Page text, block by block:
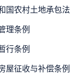
国农村土地承包法
理条例
行条例
屋征收与补偿条例